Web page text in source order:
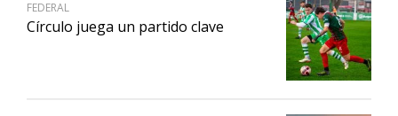
FEDERAL
Círculo juega un partido clave